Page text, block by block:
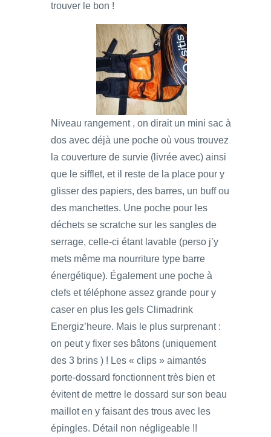
trouver le bon !
Niveau rangement , on dirait un mini sac à
dos avec déjà une poche où vous trouvez
la couverture de survie (livrée avec) ainsi
que le sifflet, et il reste de la place pour y
glisser des papiers, des barres, un buff ou
des manchettes. Une poche pour les
déchets se scratche sur les sangles de
serrage, celle-ci étant lavable (perso j’y
mets même ma nourriture type barre
énergétique). Également une poche à
clefs et téléphone assez grande pour y
caser en plus les gels Climadrink
Energiz’heure. Mais le plus surprenant :
on peut y fixer ses bâtons (uniquement
des 3 brins ) ! Les « clips » aimantés
porte-dossard fonctionnent très bien et
évitent de mettre le dossard sur son beau
maillot en y faisant des trous avec les
épingles. Détail non négligeable !!